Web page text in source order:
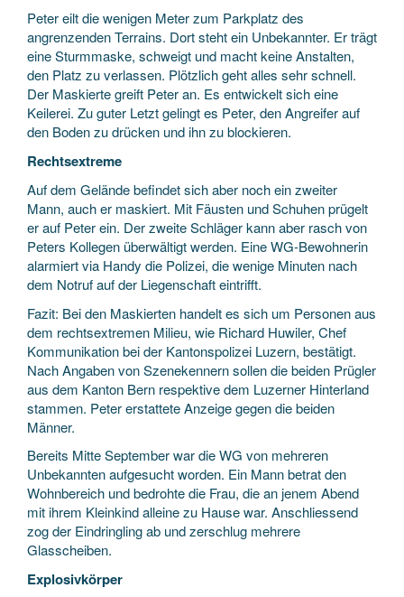
Peter eilt die wenigen Meter zum Parkplatz des
angrenzenden Terrains. Dort steht ein Unbekannter. Er trägt
eine Sturmmaske, schweigt und macht keine Anstalten,
den Platz zu verlassen. Plötzlich geht alles sehr schnell.
Der Maskierte greift Peter an. Es entwickelt sich eine
Keilerei. Zu guter Letzt gelingt es Peter, den Angreifer auf
den Boden zu drücken und ihn zu blockieren.
Rechtsextreme
Auf dem Gelände befindet sich aber noch ein zweiter
Mann, auch er maskiert. Mit Fäusten und Schuhen prügelt
er auf Peter ein. Der zweite Schläger kann aber rasch von
Peters Kollegen überwältigt werden. Eine WG-Bewohnerin
alarmiert via Handy die Polizei, die wenige Minuten nach
dem Notruf auf der Liegenschaft eintrifft.
Fazit: Bei den Maskierten handelt es sich um Personen aus
dem rechtsextremen Milieu, wie Richard Huwiler, Chef
Kommunikation bei der Kantonspolizei Luzern, bestätigt.
Nach Angaben von Szenekennern sollen die beiden Prügler
aus dem Kanton Bern respektive dem Luzerner Hinterland
stammen. Peter erstattete Anzeige gegen die beiden
Männer.
Bereits Mitte September war die WG von mehreren
Unbekannten aufgesucht worden. Ein Mann betrat den
Wohnbereich und bedrohte die Frau, die an jenem Abend
mit ihrem Kleinkind alleine zu Hause war. Anschliessend
zog der Eindringling ab und zerschlug mehrere
Glasscheiben.
Explosivkörper